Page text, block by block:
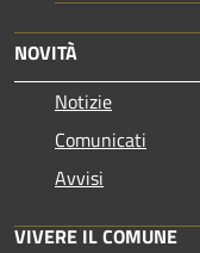
NOVITÀ
Notizie
Comunicati
Avvisi
VIVERE IL COMUNE